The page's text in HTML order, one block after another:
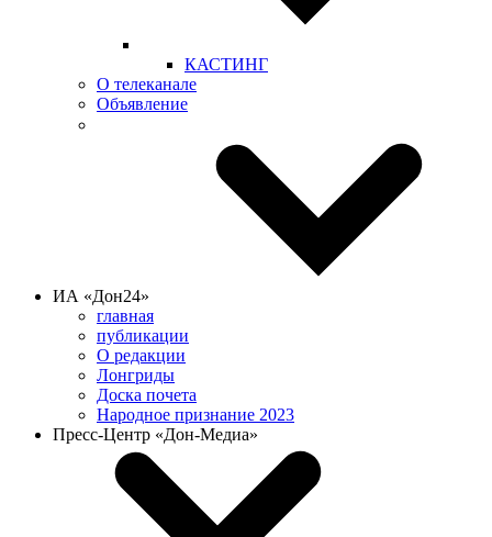
КАСТИНГ
О телеканале
Объявление
ИА «Дон24»
главная
публикации
О редакции
Лонгриды
Доска почета
Народное признание 2023
Пресс-Центр «Дон-Медиа»